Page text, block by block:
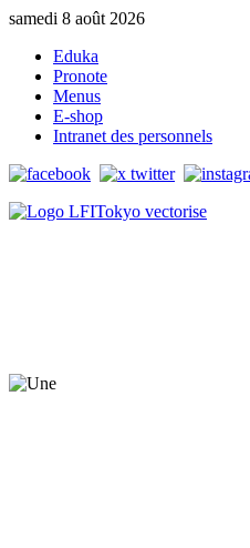
samedi 8 août 2026
Eduka
Pronote
Menus
E-shop
Intranet des personnels